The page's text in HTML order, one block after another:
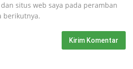
situs web saya pada peramban
berikutnya.